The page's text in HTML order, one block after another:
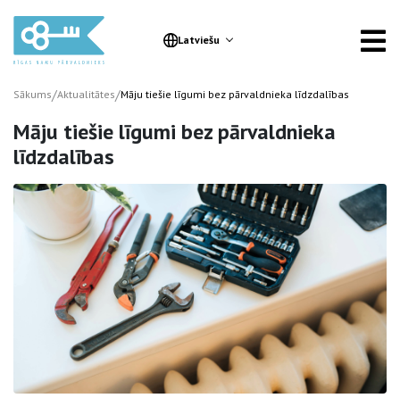
Latviešu
Sākums/Aktualitātes/Māju tiešie līgumi bez pārvaldnieka līdzdalības
Māju tiešie līgumi bez pārvaldnieka
līdzdalības